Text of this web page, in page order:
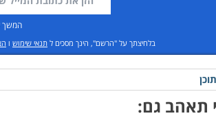
המשך
בלחיצתך על "הרשם", הינך מסכים ל תנאי שימוש ו
תאהב גם: